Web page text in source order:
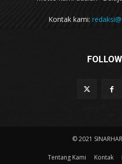
Kontak kami:
© 2021
Tentang Kami Kontak